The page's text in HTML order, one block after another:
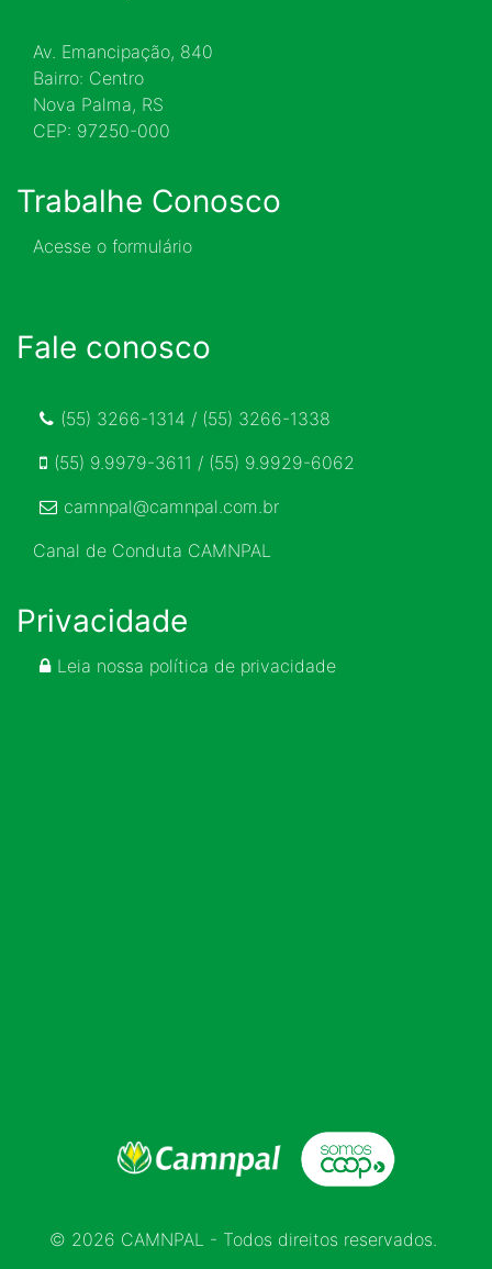
Av. Emancipação, 840
Bairro: Centro
Nova Palma, RS
CEP: 97250-000
Trabalhe Conosco
Acesse o formulário
Fale conosco
(55) 3266-1314 / (55) 3266-1338
(55) 9.9979-3611 / (55) 9.9929-6062
camnpal@camnpal.com.br
Canal de Conduta CAMNPAL
Privacidade
Leia nossa política de privacidade
© 2026 CAMNPAL - Todos direitos reservados.